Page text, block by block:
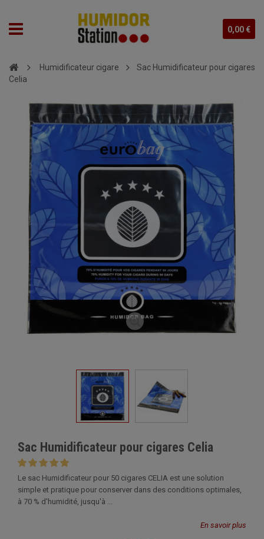
0,00 €
Humidificateur cigare
Sac Humidificateur pour cigares
Celia
Sac Humidificateur pour cigares Celia
Le sac Humidificateur pour 50 cigares CELIA est une solution
simple et pratique pour conserver dans des conditions optimales,
à 70 % d'humidité, jusqu'à ...
En savoir plus